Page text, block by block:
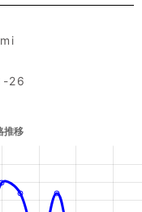
26